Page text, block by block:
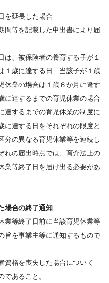
を延長した場合
間等を記載した申出書により届
は、被保険者の養育する子が１
１歳に達する日、当該子が１歳
休業の場合は１歳６か月に達す
に達するまでの育児休業の場合
達するまでの育児休業の制度に
に達する日をそれぞれの限度と
分の異なる育児休業等を連続し
れの届出時点では、育介法上の
業等終了日を届け出る必要があ
場合の終了通知
業等終了日前に当該育児休業等
旨を事業主等に通知するもので
資格を喪失した場合について
であること。